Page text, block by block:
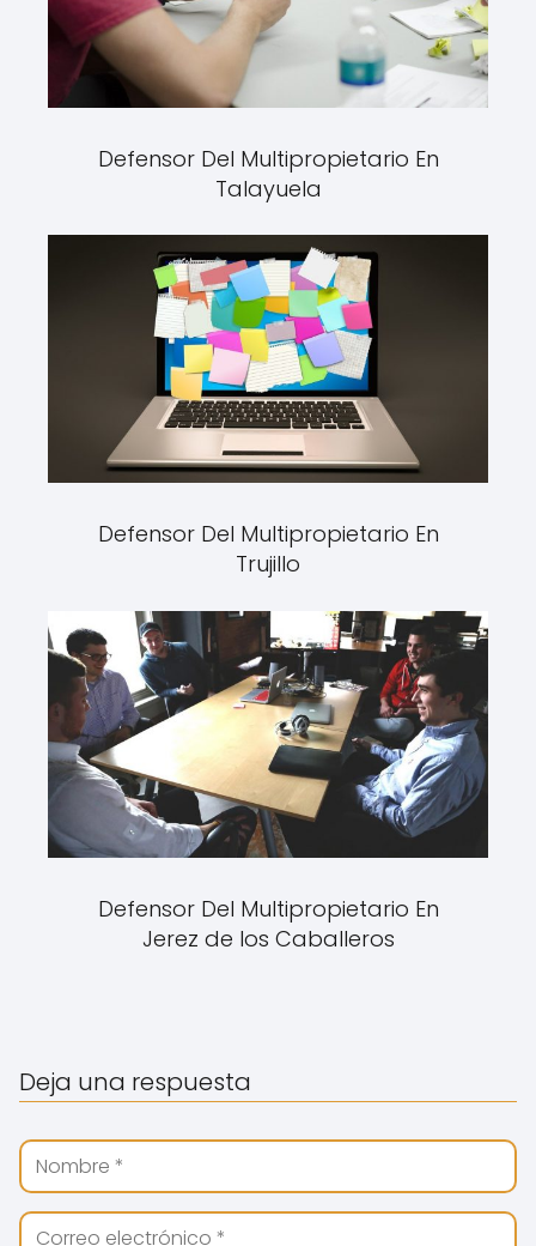
Defensor Del Multipropietario En
Talayuela
Defensor Del Multipropietario En
Trujillo
Defensor Del Multipropietario En
Jerez de los Caballeros
Deja una respuesta